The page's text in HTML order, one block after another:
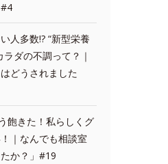
人多数!? “新型栄養
ダの不調って？｜
どうされました
飽きた！私らしくグ
｜なんでも相談室
か？」#19